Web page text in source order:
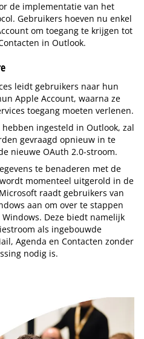
de implementatie van het
Gebruikers hoeven nu enkel
om toegang te krijgen tot
in Outlook.
leidt gebruikers naar hun
Apple Account, waarna ze
toegang moeten verlenen.
ingesteld in Outlook, zal
gevraagd opnieuw in te
nieuwe OAuth 2.0-stroom.
te benaderen met de
momenteel uitgerold in de
raadt gebruikers van
aan om over te stappen
Deze biedt namelijk
als ingebouwde
Agenda en Contacten zonder
nodig is.